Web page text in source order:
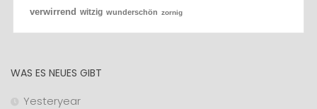
verwirrend witzig wunderschön zornig
WAS ES NEUES GIBT
Yesteryear